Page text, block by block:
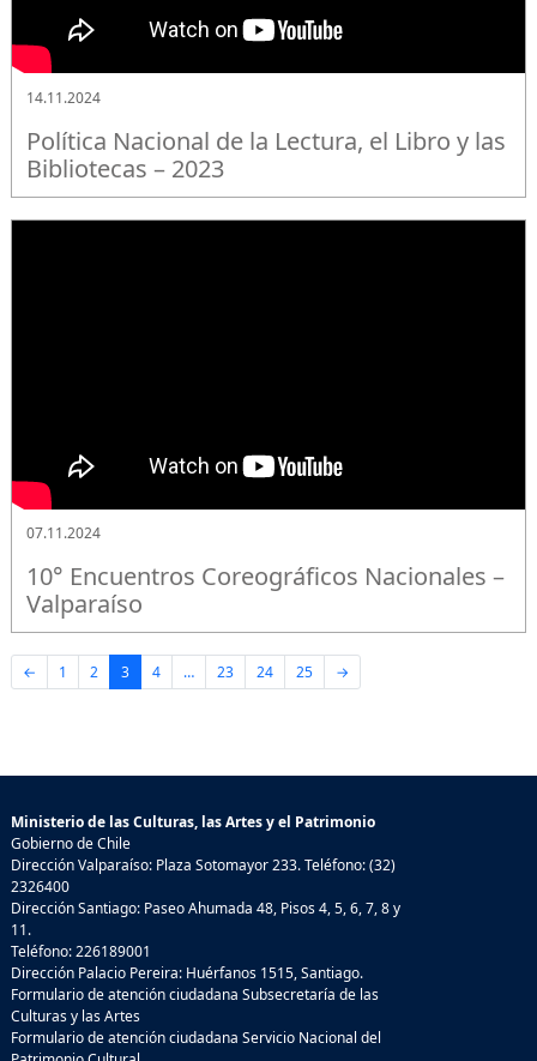
14.11.2024
Política Nacional de la Lectura, el Libro y las
Bibliotecas – 2023
07.11.2024
10° Encuentros Coreográficos Nacionales –
Valparaíso
← 1 2 3 4 … 23 24 25 →
Ministerio de las Culturas, las Artes y el Patrimonio
Gobierno de Chile
Dirección Valparaíso: Plaza Sotomayor 233. Teléfono: (32)
2326400
Dirección Santiago: Paseo Ahumada 48, Pisos 4, 5, 6, 7, 8 y
11.
Teléfono: 226189001
Dirección Palacio Pereira: Huérfanos 1515, Santiago.
Formulario de atención ciudadana Subsecretaría de las
Culturas y las Artes
Formulario de atención ciudadana Servicio Nacional del